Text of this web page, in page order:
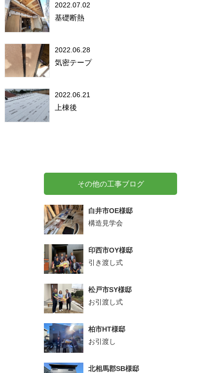
2022.07.02
基礎断熱
2022.06.28
気密テープ
2022.06.21
上棟後
その他の工事ブログ
白井市OE様邸
構造見学会
印西市OY様邸
引き渡し式
松戸市SY様邸
お引渡し式
柏市HT様邸
お引渡し
北相馬郡SB様邸